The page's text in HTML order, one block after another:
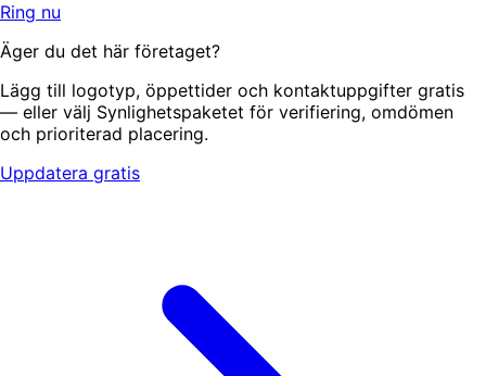
Ring nu
Äger du det här företaget?
Lägg till logotyp, öppettider och kontaktuppgifter gratis
— eller välj Synlighetspaketet för verifiering, omdömen
och prioriterad placering.
Uppdatera gratis